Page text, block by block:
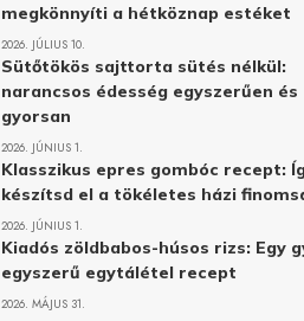
megkönnyíti a hétköznap estéket
2026. JÚLIUS 10.
Sütőtökös sajttorta sütés nélkül:
narancsos édesség egyszerűen és
gyorsan
2026. JÚNIUS 1.
Klasszikus epres gombóc recept:
készítsd el a tökéletes házi
2026. JÚNIUS 1.
Kiadós zöldbabos-húsos rizs: Egy
egyszerű egytálétel recept
2026. MÁJUS 31.